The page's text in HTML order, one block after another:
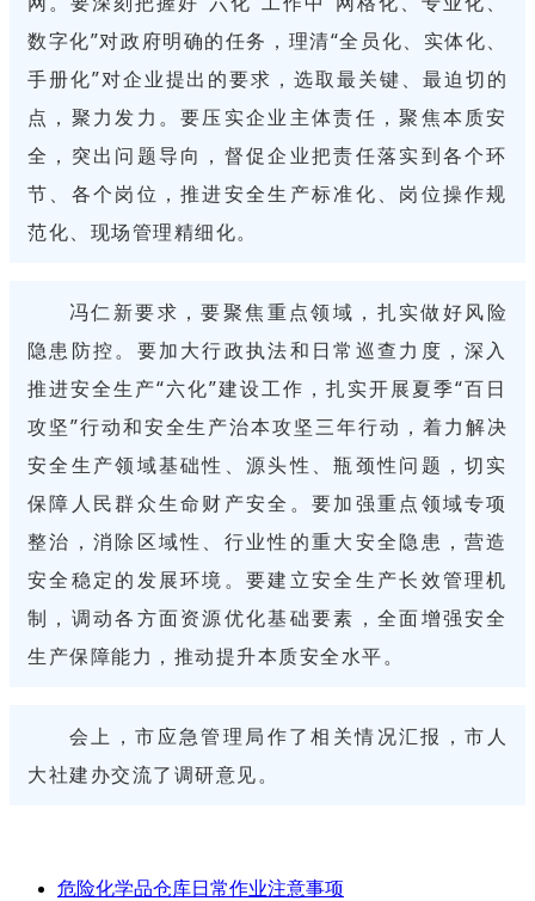
数字化”对政府明确的任务，理清“全员化、实体化、
手册化”对企业提出的要求，选取最关键、最迫切的
点，聚力发力。要压实企业主体责任，聚焦本质安
全，突出问题导向，督促企业把责任落实到各个环
节、各个岗位，推进安全生产标准化、岗位操作规
范化、现场管理精细化。
冯仁新要求，要聚焦重点领域，扎实做好风险
隐患防控。要加大行政执法和日常巡查力度，深入
推进安全生产“六化”建设工作，扎实开展夏季“百日
攻坚”行动和安全生产治本攻坚三年行动，着力解决
安全生产领域基础性、源头性、瓶颈性问题，切实
保障人民群众生命财产安全。要加强重点领域专项
整治，消除区域性、行业性的重大安全隐患，营造
安全稳定的发展环境。要建立安全生产长效管理机
制，调动各方面资源优化基础要素，全面增强安全
生产保障能力，推动提升本质安全水平。
会上，市应急管理局作了相关情况汇报，市人
大社建办交流了调研意见。
危险化学品仓库日常作业注意事项